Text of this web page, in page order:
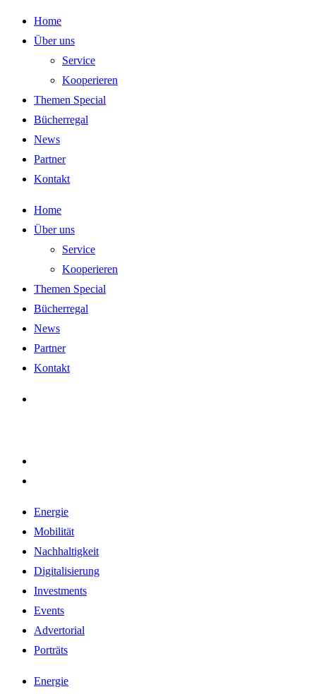
Zum
Inhalt
Home
Über uns
Service
Kooperieren
Themen Special
Bücherregal
News
Partner
Kontakt
Home
Über uns
Service
Kooperieren
Themen Special
Bücherregal
News
Partner
Kontakt
Energie
Mobilität
Nachhaltigkeit
Digitalisierung
Investments
Events
Advertorial
Porträts
Energie